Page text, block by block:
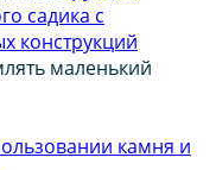
садика с
конструкций
маленький